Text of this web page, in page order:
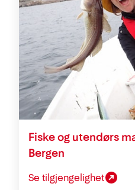
Fiske og utendørs
Bergen
Se tilgjengelighet